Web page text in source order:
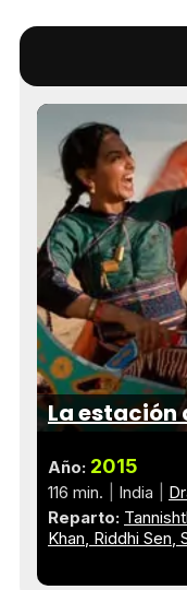
La estación
Año: 2015
116 min. India
Reparto:
Khan Riddhi Sen